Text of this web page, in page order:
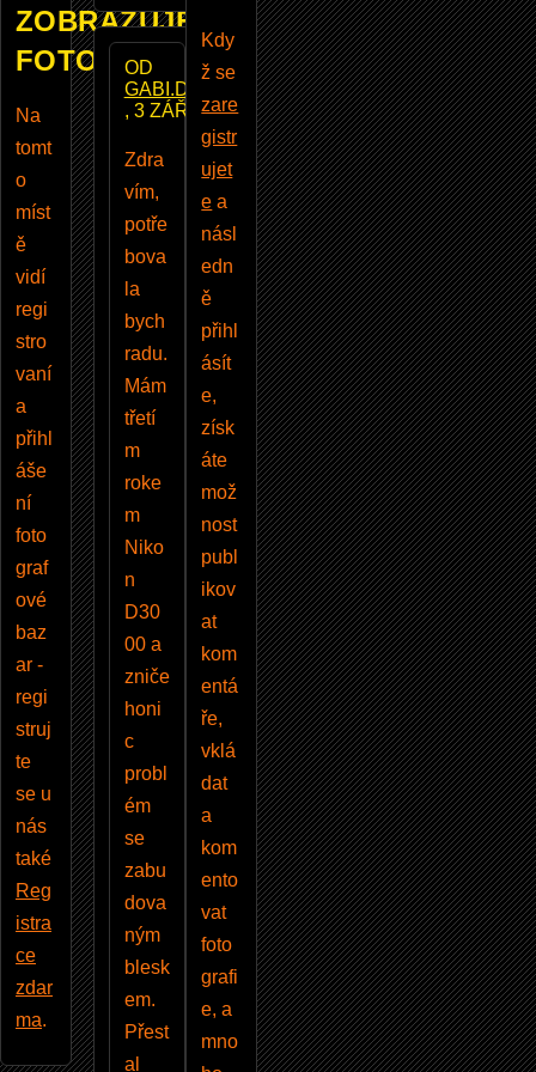
ZOBRAZUJE
FOTOBAZAR
Na
tomt
o
míst
ě
vidí
regi
stro
vaní
a
přihl
áše
ní
foto
graf
ové
baz
ar -
regi
struj
te
se u
nás
také
Reg
istra
ce
zdar
ma.
OD
GABI.DESIGN
, 3 ZÁŘÍ 2015
Zdra
vím,
potře
bova
la
bych
radu.
Mám
třetí
m
roke
m
Niko
n
D30
00 a
zniče
honi
c
probl
ém
se
zabu
dova
ným
blesk
em.
Přest
al
Kdy
ž se
zare
gistr
ujet
e a
násl
edn
ě
přihl
ásít
e,
získ
áte
mož
nost
publ
ikov
at
kom
entá
ře,
vklá
dat
a
kom
ento
vat
foto
grafi
e, a
mno